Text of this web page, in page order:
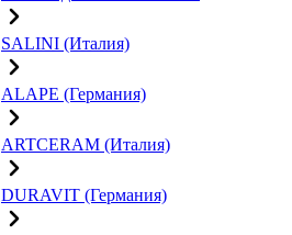
SALINI (Италия)
ALAPE (Германия)
ARTCERAM (Италия)
DURAVIT (Германия)